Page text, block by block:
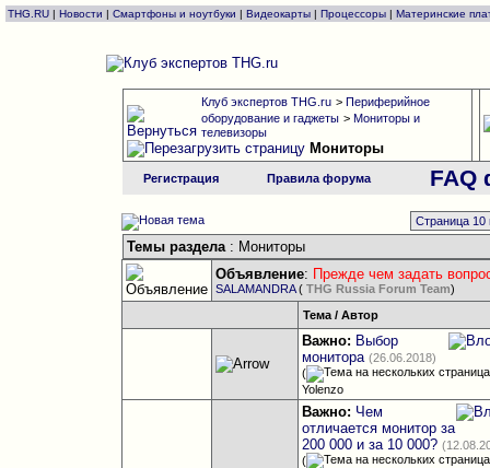
THG.RU | Новости | Смартфоны и ноутбуки | Видеокарты | Процессоры | Материнские
Клуб экспертов THG.ru > Периферийное
оборудование и гаджеты > Мониторы и
телевизоры
Мониторы
Регистрация Правила форума FAQ
Страница 10
Темы раздела: Мониторы
Объявление: Прежде чем задать
SALAMANDRA( THG Russia Forum Team)
Тема /Автор
Важно: Выбор
монитора (26.06.2018)
(
Yolenzo
Важно: Чем
отличается монитор за
200 000 и за 10 000?
(